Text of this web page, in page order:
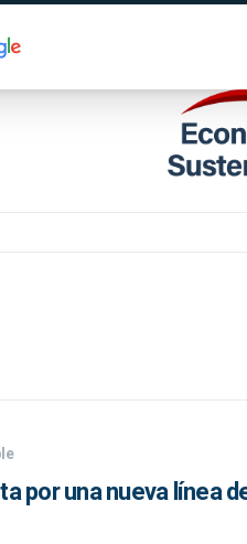
por una nueva línea